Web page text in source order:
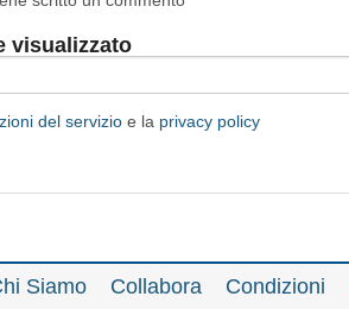
visualizzato
del servizio e la privacy policy
Siamo Collabora Condizioni